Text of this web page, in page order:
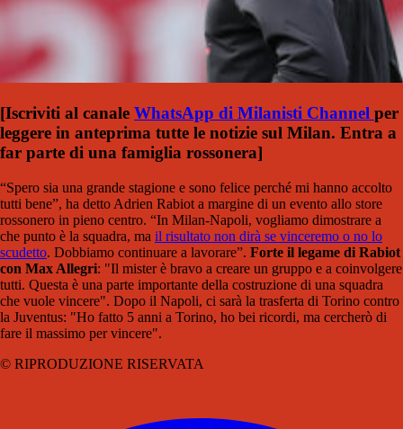
[Iscriviti al canale WhatsApp di Milanisti Channel per
leggere in anteprima tutte le notizie sul Milan. Entra a
far parte di una famiglia rossonera]
“Spero sia una grande stagione e sono felice perché mi hanno accolto
tutti bene”, ha detto Adrien Rabiot a margine di un evento allo store
rossonero in pieno centro. “In Milan-Napoli, vogliamo dimostrare a
che punto è la squadra, ma il risultato non dirà se vinceremo o no lo
scudetto. Dobbiamo continuare a lavorare”. Forte il legame di Rabiot
con Max Allegri: "Il mister è bravo a creare un gruppo e a coinvolgere
tutti. Questa è una parte importante della costruzione di una squadra
che vuole vincere". Dopo il Napoli, ci sarà la trasferta di Torino contro
la Juventus: "Ho fatto 5 anni a Torino, ho bei ricordi, ma cercherò di
fare il massimo per vincere".
© RIPRODUZIONE RISERVATA